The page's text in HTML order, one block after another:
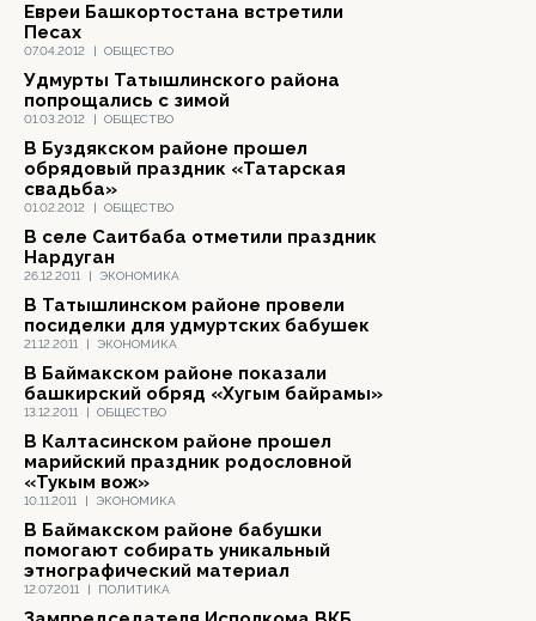
07.04.2012 | ОБЩЕСТВО
Евреи Башкортостана встретили
Песах
01.03.2012 | ОБЩЕСТВО
Удмурты Татышлинского района
попрощались с зимой
01.02.2012 | ОБЩЕСТВО
В Буздякском районе прошел
обрядовый праздник «Татарская
свадьба»
26.12.2011 | ЭКОНОМИКА
В селе Саитбаба отметили праздник
Нардуган
21.12.2011 | ЭКОНОМИКА
В Татышлинском районе провели
посиделки для удмуртских бабушек
13.12.2011 | ОБЩЕСТВО
В Баймакском районе показали
башкирский обряд «Хугым байрамы»
10.11.2011 | ЭКОНОМИКА
В Калтасинском районе прошел
марийский праздник родословной
«Тукым вож»
12.07.2011 | ПОЛИТИКА
В Баймакском районе бабушки
помогают собирать уникальный
этнографический материал